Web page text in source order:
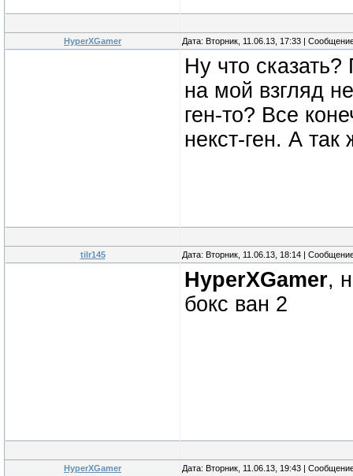
HyperXGamer Дата: Вторник, 11.06.13, 17:33 |
Ну что
на мой взгляд
ген-то? Все
некст-ген. А так
tilr145 Дата: Вторник, 11.06.13, 18:14 |
HyperXGamer,
бокс ван 2
HyperXGamer Дата: Вторник, 11.06.13, 19:43 |